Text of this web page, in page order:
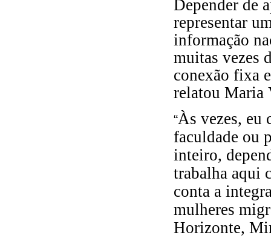
Depender de
representar
informação
muitas vezes
conexão fixa
relatou Maria
“Às vezes, eu
faculdade ou
inteiro,
trabalha aqui
conta a
mulheres
Horizonte,